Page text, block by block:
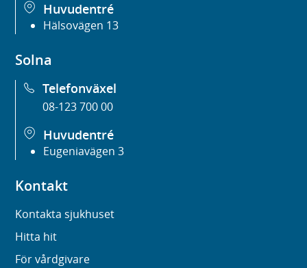
Huvudentré
Hälsovägen 13
Solna
Telefonväxel
08-123 700 00
Huvudentré
Eugeniavägen 3
Kontakt
Kontakta sjukhuset
Hitta hit
För vårdgivare